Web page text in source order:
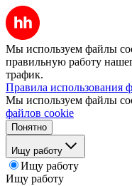
Мы используем файлы
правильную работу
трафик.
Правила использования
Мы используем файлы
файлов cookie
Понятно
Ищу работу
Ищу работу
Ищу работу